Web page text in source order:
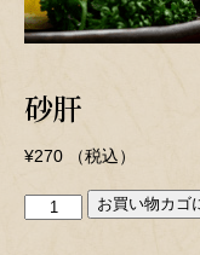
砂肝
¥270 （税込）
お買い物カゴ